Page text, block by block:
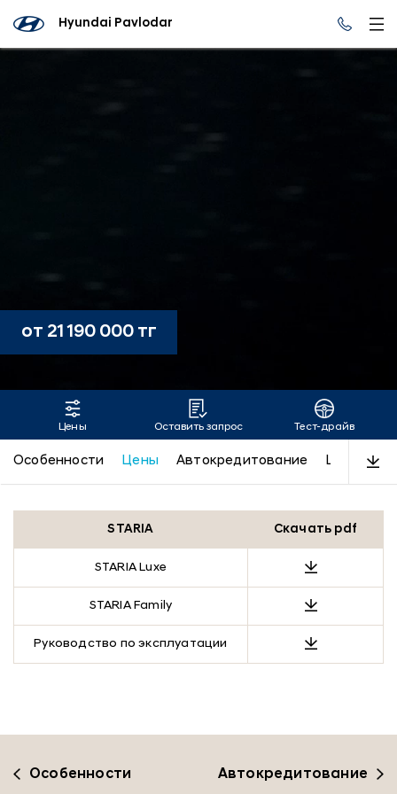
Hyundai Pavlodar
STARIA
от 21 190 000 тг
Цены Оставить запрос Тест-драйв
Особенности Цены Автокредитование LUXE
STARIA Скачать pdf
STARIA Luxe
STARIA Family
Руководство по эксплуатации
Особенности Автокредитование